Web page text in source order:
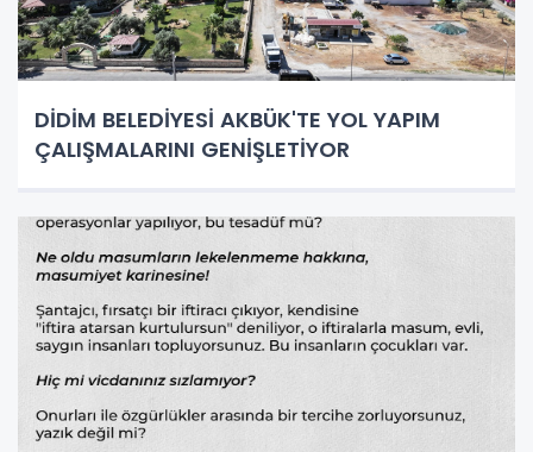
DİDİM BELEDİYESİ AKBÜK'TE YOL YAPIM
ÇALIŞMALARINI GENİŞLETİYOR